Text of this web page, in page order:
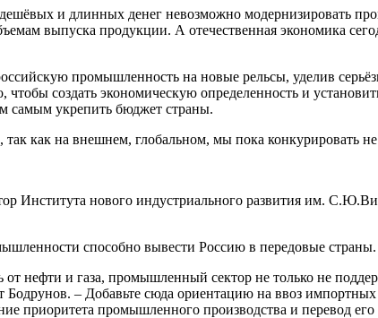
и длинных денег невозможно модернизировать
выпуска продукции. А отечественная экономика
промышленность на новые рельсы, уделив
создать экономическую определенность и
самым укрепить бюджет страны.
как на внешнем, глобальном, мы пока конкурировать
Института нового индустриального развития им.
способно вывести Россию в передовые страны.
нефти и газа, промышленный сектор не только не
– Добавьте сюда ориентацию на ввоз
приоритета промышленного производства и перевод